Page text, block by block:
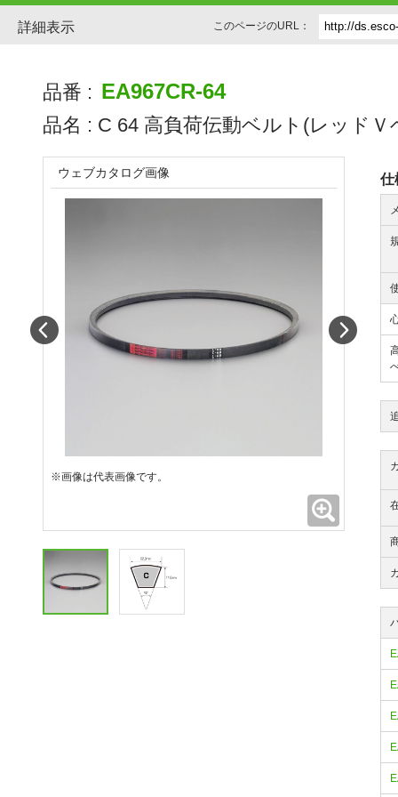
詳細表示 このページのURL：
品番 : EA967CR-64
品名 : C 64 高負荷伝動ベルト(レッドＶ
仕
ウェブカタログ画像
※画像は代表画像です。